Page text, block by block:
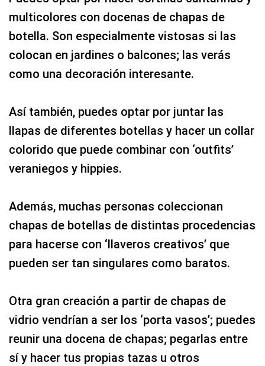
multicolores con docenas de chapas de
botella. Son especialmente vistosas si las
colocan en jardines o balcones; las verás
como una decoración interesante.
Así también, puedes optar por juntar las
llapas de diferentes botellas y hacer un collar
colorido que puede combinar con ‘outfits’
veraniegos y hippies.
Además, muchas personas coleccionan
chapas de botellas de distintas procedencias
para hacerse con ‘llaveros creativos’ que
pueden ser tan singulares como baratos.
Otra gran creación a partir de chapas de
vidrio vendrían a ser los ‘porta vasos’; puedes
reunir una docena de chapas; pegarlas entre
sí y hacer tus propias tazas u otros